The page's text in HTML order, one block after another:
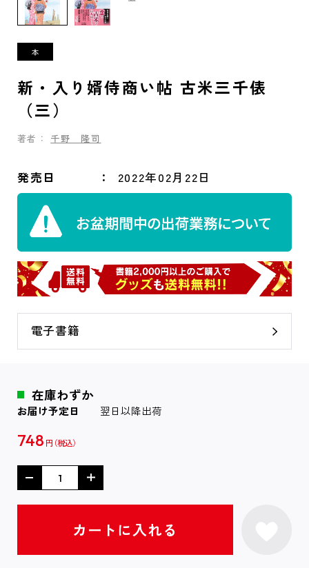
新・入り婿侍商い帖 古米三千俵
（三）
著者： 千野 隆司
発売日 2022年02月22日
電子書籍
在庫わずか
お届け予定日 翌日以降出荷
748 円